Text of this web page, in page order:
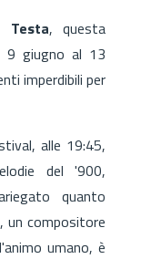
Testa, questa
9 giugno al 13
imperdibili per
alle 19:45,
del '900,
quanto
un compositore
umano, è